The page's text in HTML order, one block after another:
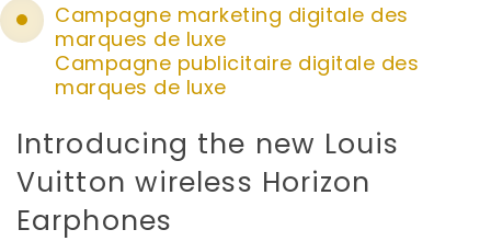
Campagne marketing digitale des
marques de luxe
Campagne publicitaire digitale des
marques de luxe
Introducing the new Louis
Vuitton wireless Horizon
Earphones